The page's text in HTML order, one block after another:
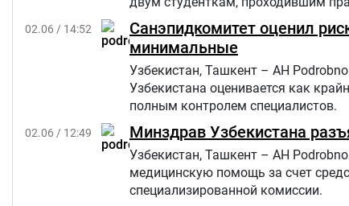
02.06 / 14:52
Санэпидкомитет оценил
минимальные
Узбекистан, Ташкент – АН
Узбекистана оценивается как
полным контролем специалистов.
02.06 / 12:49 Минздрав Узбекистана
Узбекистан, Ташкент – АН
медицинскую помощь за счет
специализированной комиссии.